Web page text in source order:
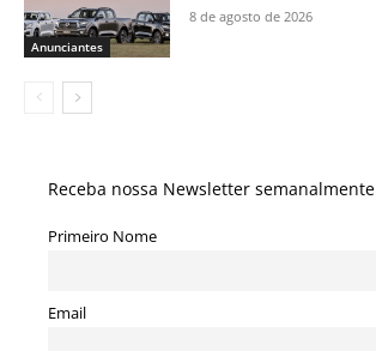
Anunciantes
8 de agosto de 2026
Receba nossa Newsletter semanalmente
Primeiro Nome
Email